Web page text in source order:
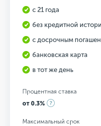
с 21 года
без кредитной
с досрочным
банковская карта
в тот же день
Процентная ставка
от 0.3%
Максимальный срок